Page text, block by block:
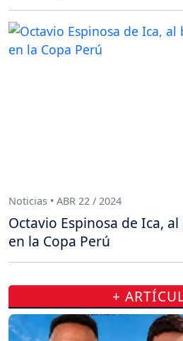
Noticias • ABR 22 / 2024
Octavio Espinosa de Ica,
en la Copa Perú
+